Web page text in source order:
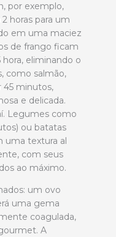
por exemplo,
horas para um
em uma maciez
de frango ficam
hora, eliminando o
como salmão,
45 minutos,
e delicada.
Legumes como
ou batatas
uma textura al
com seus
ao máximo.
um ovo
uma gema
coagulada,
A